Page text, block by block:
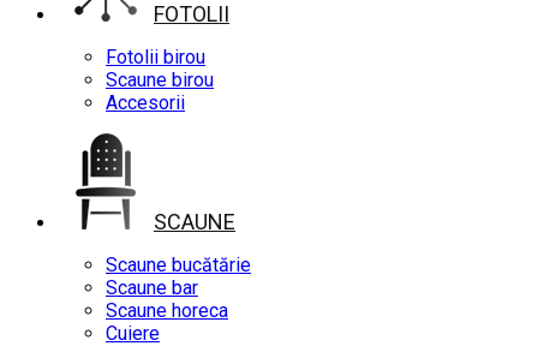
FOTOLII
Fotolii birou
Scaune birou
Accesorii
SCAUNE
Scaune bucătărie
Scaune bar
Scaune horeca
Cuiere